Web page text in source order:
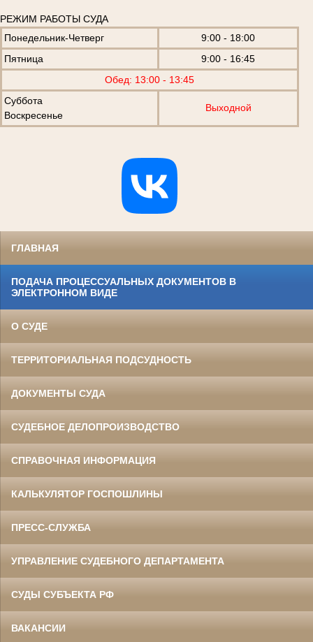
РЕЖИМ РАБОТЫ СУДА
Понедельник-Четверг
9:00 - 18:00
Пятница
9:00 - 16:45
Обед: 13:00 - 13:45
Суббота
Воскресенье
Выходной
ГЛАВНАЯ
ПОДАЧА ПРОЦЕССУАЛЬНЫХ ДОКУМЕНТОВ В
ЭЛЕКТРОННОМ ВИДЕ
О СУДЕ
ТЕРРИТОРИАЛЬНАЯ ПОДСУДНОСТЬ
ДОКУМЕНТЫ СУДА
СУДЕБНОЕ ДЕЛОПРОИЗВОДСТВО
СПРАВОЧНАЯ ИНФОРМАЦИЯ
КАЛЬКУЛЯТОР ГОСПОШЛИНЫ
ПРЕСС-СЛУЖБА
УПРАВЛЕНИЕ СУДЕБНОГО ДЕПАРТАМЕНТА
СУДЫ СУБЪЕКТА РФ
ВАКАНСИИ